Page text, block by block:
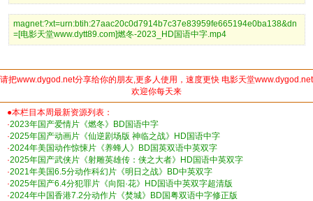
magnet:?xt=urn:btih:27aac20c0d7914b7c37e83959fe665194e0ba138&dn
=[电影天堂www.dytt89.com]燃冬-2023_HD国语中字.mp4
请把www.dygod.net分享给你的朋友,更多人使用，速度更快 电影天堂www.dygod.net
欢迎你每天来
●本栏目本周最新资源列表：
·2023年国产爱情片《燃冬》BD国语中字
·2025年国产动画片《仙逆剧场版 神临之战》HD国语中字
·2024年美国动作惊悚片《养蜂人》BD国英双语中英双字
·2025年国产武侠片《射雕英雄传：侠之大者》HD国语中英双字
·2021年美国6.5分动作科幻片《明日之战》BD中英双字
·2025年国产6.4分犯罪片《向阳·花》HD国语中英双字超清版
·2024年中国香港7.2分动作片《焚城》BD国粤双语中字修正版